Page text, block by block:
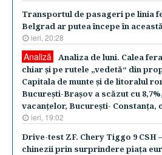
Transportul de pasageri pe linia
Belgrad ar putea începe în
ieri, 20:28
Analiză
Analiza de luni. Calea
chiar şi pe rutele „vedetă“ din
Capitala de munte şi de litoralul
Bucureşti-Braşov a scăzut cu
vacanţelor, Bucureşti- Constanţa,
ieri, 19:02
Drive-test ZF. Chery Tiggo 9 CSH
chinezii prin surprindere piaţa